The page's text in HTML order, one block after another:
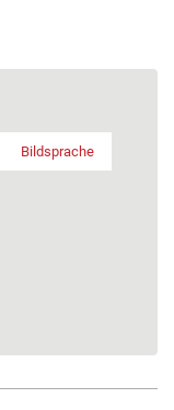
Bildsprache